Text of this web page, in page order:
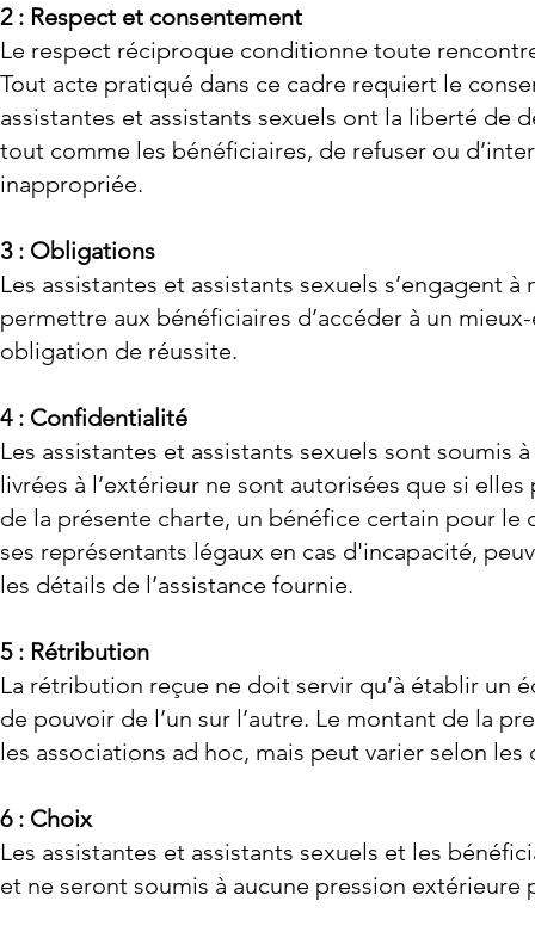
2 : Respect et consentement
Le respect réciproque conditionne toute
Tout acte pratiqué dans ce cadre requiert le
assistantes et assistants sexuels ont la liberté
tout comme les bénéficiaires, de refuser ou
inappropriée.
3 : Obligations
Les assistantes et assistants sexuels
permettre aux bénéficiaires d’accéder à un
obligation de réussite.
4 : Confidentialité
Les assistantes et assistants sexuels sont
livrées à l’extérieur ne sont autorisées que si
de la présente charte, un bénéfice certain pour
ses représentants légaux en cas d'incapacité,
les détails de l’assistance fournie.
5 : Rétribution
La rétribution reçue ne doit servir qu’à établir un
de pouvoir de l’un sur l’autre. Le montant de la
les associations ad hoc, mais peut varier selon
6 : Choix
Les assistantes et assistants sexuels et les
et ne seront soumis à aucune pression extérieure